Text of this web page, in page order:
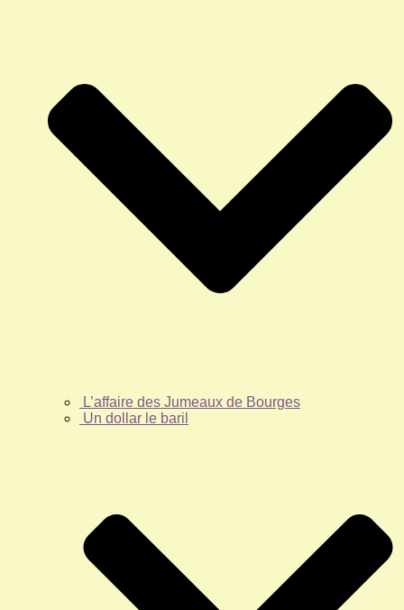
L’affaire des Jumeaux de Bourges
Un dollar le baril